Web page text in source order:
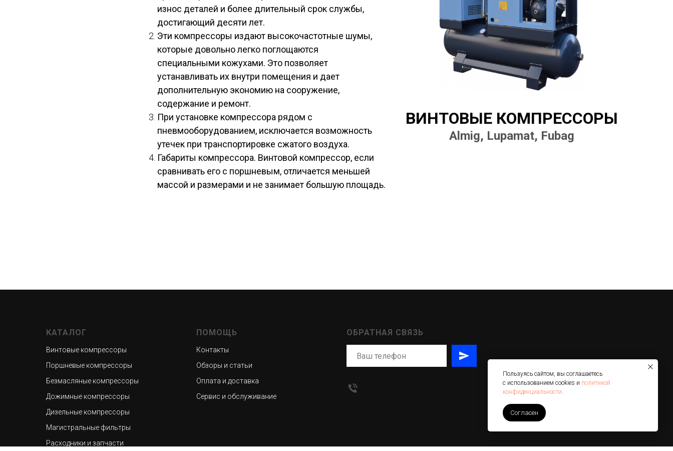
ВИНТОВЫЕ КОМПРЕССОРЫ
Almig, Lupamat, Fubag
износ деталей и более длительный срок службы,
достигающий десяти лет.
Эти компрессоры издают высокочастотные шумы,
которые довольно легко поглощаются
специальными кожухами. Это позволяет
устанавливать их внутри помещения и дает
дополнительную экономию на сооружение,
содержание и ремонт.
При установке компрессора рядом с
пневмооборудованием, исключается возможность
утечек при транспортировке сжатого воздуха.
Габариты компрессора. Винтовой компрессор, если
сравнивать его с поршневым, отличается меньшей
массой и размерами и не занимает большую площадь.
Пользуясь сайтом, вы соглашаетесь
с использованием cookies и политикой
конфиденциальности.
Согласен
КАТАЛОГ
Винтовые компрессоры
Поршневые компрессоры
Безмасляные компрессоры
Дожимные компрессоры
Дизельные компрессоры
Магистральные фильтры
Расходники и запчасти
ПОМОЩЬ
Контакты
Обзоры и статьи
Оплата и доставка
Сервис и обслуживание
ОБРАТНАЯ СВЯЗЬ